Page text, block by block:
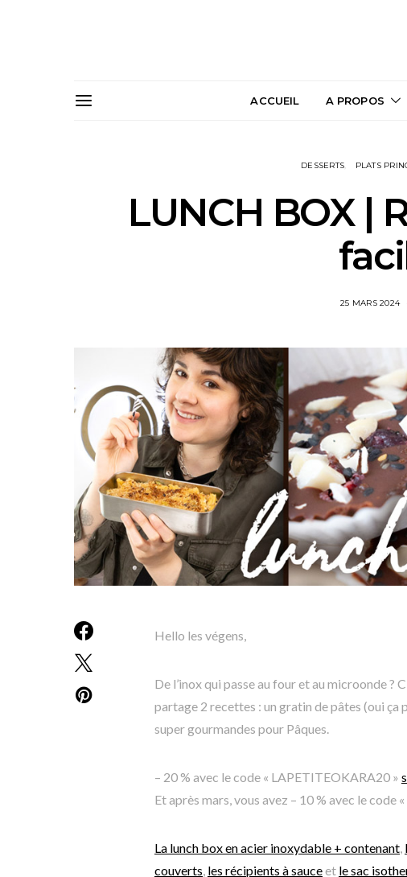
ACCUEIL A PROPOS
DESSERTS PLATS
LUNCH BOX |
25 MARS 2024
Hello les végens,
De l’inox qui passe au four et au microonde ?
partage 2 recettes : un gratin de pâtes (oui
super gourmandes pour Pâques.
– 20 % avec le code « LAPETITEOKARA20 »
Et après mars, vous avez – 10 % avec le code
La lunch box en acier inoxydable + contenant
couverts les récipients à sauceet le sac